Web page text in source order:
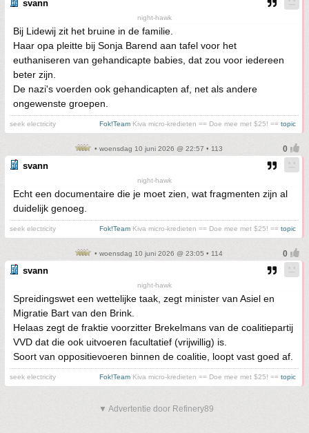
svann
night-hawk
Bij Lidewij zit het bruine in de familie.
Haar opa pleitte bij Sonja Barend aan tafel voor het
euthaniseren van gehandicapte babies, dat zou voor iedereen
beter zijn.
De nazi's voerden ook gehandicapten af, net als andere
ongewenste groepen.
seek electricity Fok!Team Kiva micro-kredieten == Doe mee met $25! == topic
• woensdag 10 juni 2026 @ 22:57 • 113
svann
night-hawk
Echt een documentaire die je moet zien, wat fragmenten zijn al
duidelijk genoeg.
seek electricity Fok!Team Kiva micro-kredieten == Doe mee met $25! == topic
• woensdag 10 juni 2026 @ 23:05 • 114
svann
night-hawk
Spreidingswet een wettelijke taak, zegt minister van Asiel en
Migratie Bart van den Brink.
Helaas zegt de fraktie voorzitter Brekelmans van de coalitiepartij
VVD dat die ook uitvoeren facultatief (vrijwillig) is.
Soort van oppositievoeren binnen de coalitie, loopt vast goed af.
seek electricity Fok!Team Kiva micro-kredieten == Doe mee met $25! == topic
▼ Advertentie door Refinery89